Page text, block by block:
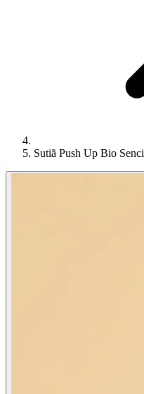
Sutiã Push Up Bio Senci